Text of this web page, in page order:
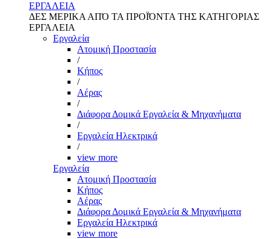
ΕΡΓΑΛΕΙΑ
ΔΕΣ ΜΕΡΙΚΑ ΑΠΌ ΤΑ ΠΡΟΪΌΝΤΑ ΤΗΣ ΚΑΤΗΓΟΡΙΑΣ
ΕΡΓΑΛΕΙΑ
Εργαλεία
Aτομική Προστασία
/
Kήπος
/
Αέρας
/
Διάφορα Δομικά Εργαλεία & Μηχανήματα
/
Εργαλεία Ηλεκτρικά
/
view more
Εργαλεία
Aτομική Προστασία
Kήπος
Αέρας
Διάφορα Δομικά Εργαλεία & Μηχανήματα
Εργαλεία Ηλεκτρικά
view more